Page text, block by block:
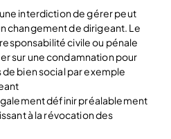
interdiction de gérer peut
changement de dirigeant. Le
civile ou pénale
sur une condamnation pour
bien social par exemple
définir préalablement
à la révocation des